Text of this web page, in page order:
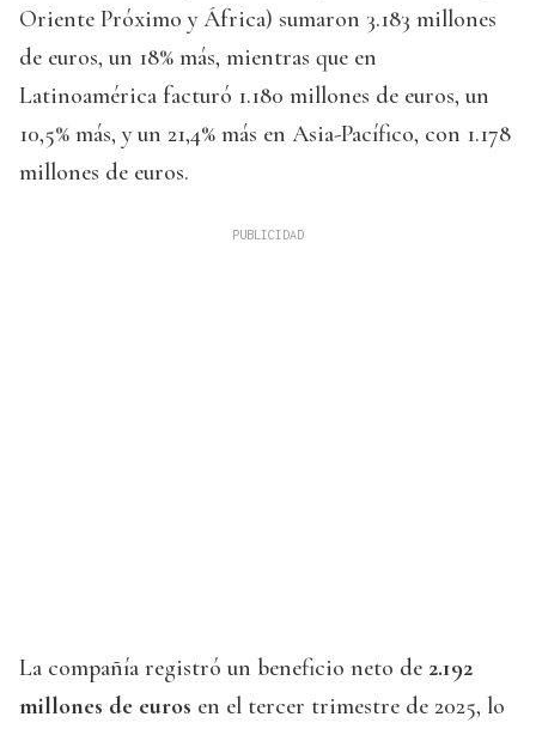
Oriente Próximo y África) sumaron 3.183 millones
de euros, un 18% más, mientras que en
Latinoamérica facturó 1.180 millones de euros, un
10,5% más, y un 21,4% más en Asia-Pacífico, con 1.178
millones de euros.
La compañía registró un beneficio neto de 2.192
millones de euros en el tercer trimestre de 2025, lo